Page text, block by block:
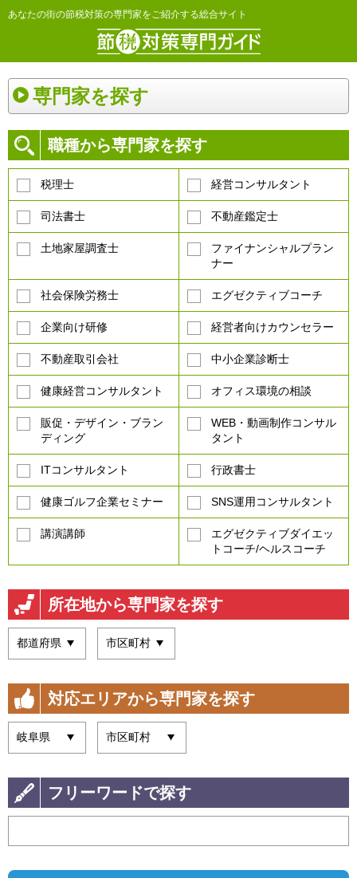
あなたの街の節税対策の専門家をご紹介する総合サイト
専門家を探す
職種から専門家を探す
税理士 経営コンサルタント
司法書士 不動産鑑定士
土地家屋調査士
ファイナンシャルプラン
ナー
社会保険労務士 エグゼクティブコーチ
企業向け研修 経営者向けカウンセラー
不動産取引会社 中小企業診断士
健康経営コンサルタント オフィス環境の相談
販促・デザイン・ブラン
ディング
WEB・動画制作コンサル
タント
ITコンサルタント 行政書士
健康ゴルフ企業セミナー SNS運用コンサルタント
講演講師
エグゼクティブダイエッ
トコーチ/ヘルスコーチ
所在地から専門家を探す
対応エリアから専門家を探す
フリーワードで探す